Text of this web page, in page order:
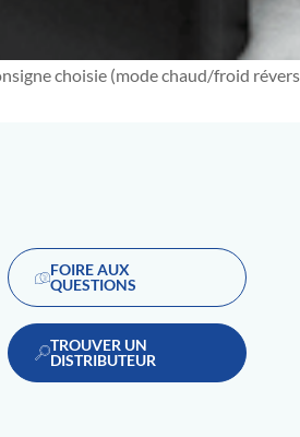
choisie (mode chaud/froid
FOIRE AUX
QUESTIONS
TROUVER UN
DISTRIBUTEUR